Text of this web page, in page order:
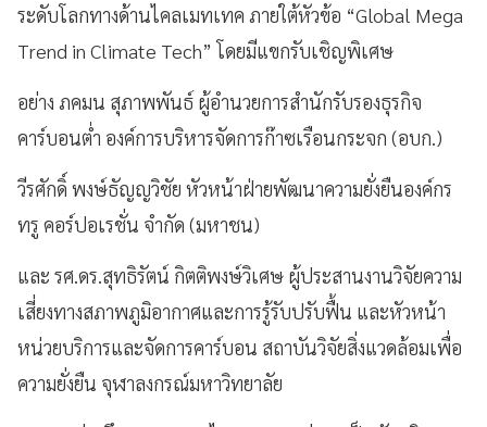
ระดับโลกทางด้านไคลเมทเทค ภายใต้หัวข้อ “Global Mega
Trend in Climate Tech” โดยมีแขกรับเชิญพิเศษ
อย่าง ภคมน สุภาพพันธ์ ผู้อำนวยการสำนักรับรองธุรกิจ
คาร์บอนต่ำ องค์การบริหารจัดการก๊าซเรือนกระจก (อบก.)
วีรศักดิ์ พงษ์ธัญญวิชัย หัวหน้าฝ่ายพัฒนาความยั่งยืนองค์กร
ทรู คอร์ปอเรชั่น จํากัด (มหาชน)
และ รศ.ดร.สุทธิรัตน์ กิตติพงษ์วิเศษ ผู้ประสานงานวิจัยความ
เสี่ยงทางสภาพภูมิอากาศและการรู้รับปรับฟื้น และหัวหน้า
หน่วยบริการและจัดการคาร์บอน สถาบันวิจัยสิ่งแวดล้อมเพื่อ
ความยั่งยืน จุฬาลงกรณ์มหาวิทยาลัย